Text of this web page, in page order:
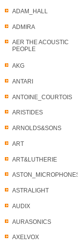
ADAM_HALL
ADMIRA
AER THE ACOUSTIC
PEOPLE
AKG
ANTARI
ANTOINE_COURTOIS
ARISTIDES
ARNOLDS&SONS
ART
ART&LUTHERIE
ASTON_MICROPHONES
ASTRALIGHT
AUDIX
AURASONICS
AXELVOX